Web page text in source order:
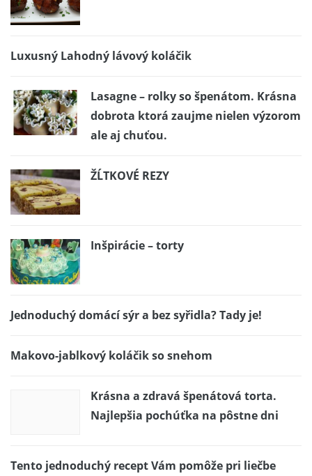
Luxusný Lahodný lávový koláčik
Lasagne – rolky so špenátom. Krásna
dobrota ktorá zaujme nielen výzorom
ale aj chuťou.
ŽĹTKOVÉ REZY
Inšpirácie – torty
Jednoduchý domácí sýr a bez syřidla? Tady je!
Makovo-jablkový koláčik so snehom
Krásna a zdravá špenátová torta.
Najlepšia pochúťka na pôstne dni
Tento jednoduchý recept Vám pomôže pri liečbe